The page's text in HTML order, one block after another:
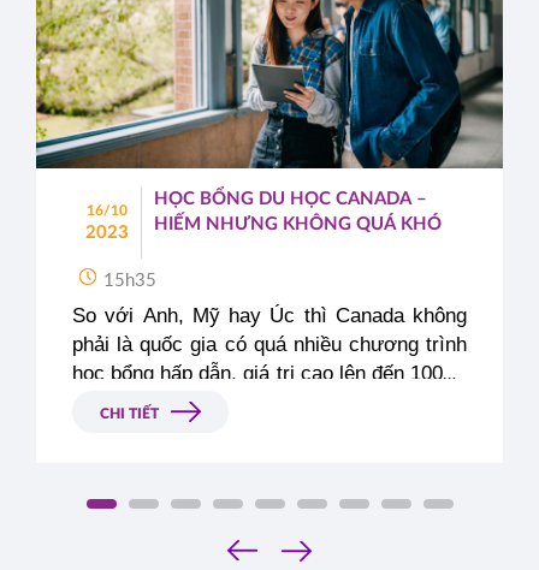
16/10
2023
HỌC BỔNG DU HỌC CANADA –
HIẾM NHƯNG KHÔNG QUÁ KHÓ
15h35
So với Anh, Mỹ hay Úc thì Canada không
phải là quốc gia có quá nhiều chương trình
học bổng hấp dẫn, giá trị cao lên đến 100%.
Nhưng nếu chịu khó tìm hiểu, săn lùng và
hiếm. Đây cũng là một cách giảm thiểu
CHI TIẾT
‹
›